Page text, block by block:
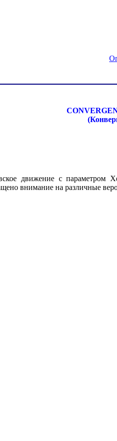
движение с
внимание на различные